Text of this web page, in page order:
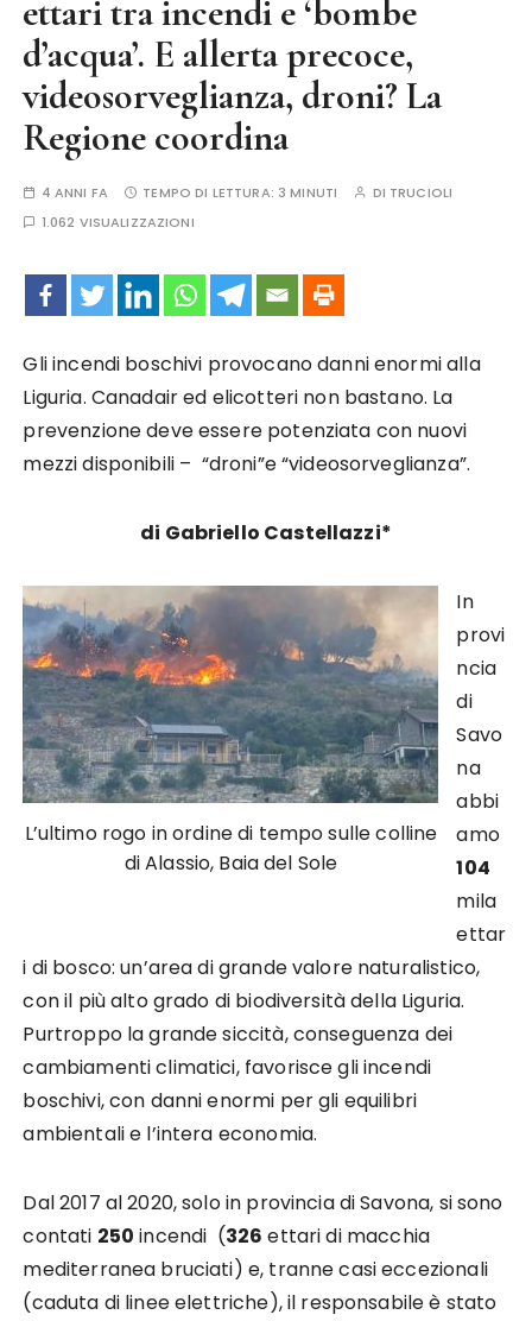
ettari tra incendi e ‘bombe
d’acqua’. E allerta precoce,
videosorveglianza, droni? La
Regione coordina
4 ANNI FA TEMPO DI LETTURA: 3 MINUTI DI TRUCIOLI
1.062 VISUALIZZAZIONI
Gli incendi boschivi provocano danni enormi alla
Liguria. Canadair ed elicotteri non bastano. La
prevenzione deve essere potenziata con nuovi
mezzi disponibili – “droni”e “videosorveglianza”.
di Gabriello Castellazzi*
L’ultimo rogo in ordine di tempo sulle colline
di Alassio, Baia del Sole
In
provi
ncia
di
Savo
na
abbi
amo
104
mila
ettar
i di bosco: un’area di grande valore naturalistico,
con il più alto grado di biodiversità della Liguria.
Purtroppo la grande siccità, conseguenza dei
cambiamenti climatici, favorisce gli incendi
boschivi, con danni enormi per gli equilibri
ambientali e l’intera economia.
Dal 2017 al 2020, solo in provincia di Savona, si sono
contati 250 incendi (326 ettari di macchia
mediterranea bruciati) e, tranne casi eccezionali
(caduta di linee elettriche), il responsabile è stato